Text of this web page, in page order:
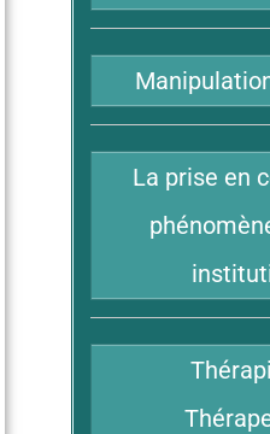
La prise en